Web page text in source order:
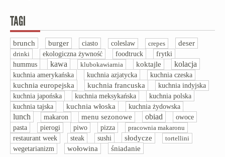
TAGI
brunch burger ciasto coleslaw crepes deser
drinki ekologiczna żywność foodtruck frytki
hummus kawa klubokawiarnia koktajle kolacja
kuchnia amerykańska kuchnia azjatycka kuchnia czeska
kuchnia europejska kuchnia francuska
kuchnia indyjska
kuchnia japońska
kuchnia meksykańska kuchnia polska
kuchnia tajska kuchnia włoska kuchnia żydowska
lunch makaron menu sezonowe obiad
owoce
pasta
pierogi piwo pizza
pracownia makaronu
restaurant week
steak sushi słodycze tortellini
wegetarianizm wołowina śniadanie